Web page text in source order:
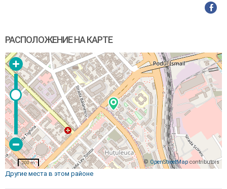
РАСПОЛОЖЕНИЕ НА КАРТЕ
© OpenStreetMap contributors
200 m
Другие места в этом районе